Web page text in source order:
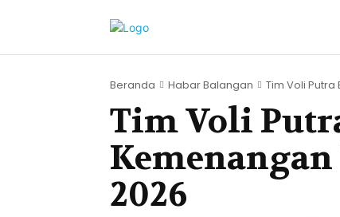
Beranda Habar Balangan Tim Voli Putra
Tim Voli
Kemenangan
2026